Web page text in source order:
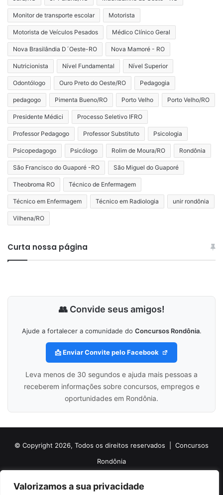
Valorizamos a sua privacidade
Monitor de transporte escolar Motorista
Motorista de Veículos Pesados Médico Clínico Geral
Nova Brasilândia D´Oeste-RO Nova Mamoré - RO
Nutricionista Nível Fundamental Nível Superior
Odontólogo Ouro Preto do Oeste/RO Pedagogia
pedagogo Pimenta Bueno/RO Porto Velho Porto Velho/RO
Presidente Médici Processo Seletivo IFRO
Professor Pedagogo Professor Substituto Psicologia
Psicopedagogo Psicólogo Rolim de Moura/RO Rondônia
São Francisco do Guaporé -RO São Miguel do Guaporé
Theobroma RO Técnico de Enfermagem
Técnico em Enfermagem Técnico em Radiologia unir rondônia
Vilhena/RO
Curta nossa página
👥 Convide seus amigos!
Ajude a fortalecer a comunidade do Concursos Rondônia.
📩 Enviar Convite pelo Facebook
Leva menos de 30 segundos e ajuda mais pessoas a
receberem informações sobre concursos, empregos e
oportunidades em Rondônia.
© Copyright 2026, Todos os direitos reservados | Concursos
Rondônia
Sobre o Concursos Rondônia